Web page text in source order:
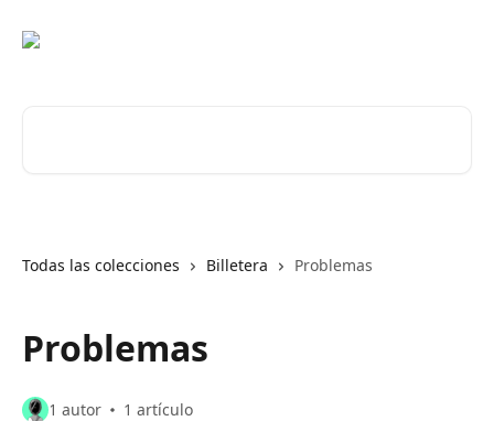
Todas las colecciones Billetera Problemas
Problemas
1 autor 1 artículo